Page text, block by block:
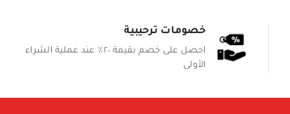
خصومات ترحيبية
احصل على خصم بقيمة ٢٠٪ عند عملية الشراء
الأولى